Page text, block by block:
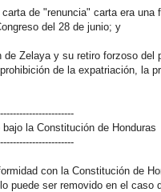
de "renuncia" carta era
del 28 de junio; y
de Zelaya y su retiro forzoso
de la expatriación, la
la Constitución de Honduras
con la Constitución de
puede ser removido en el